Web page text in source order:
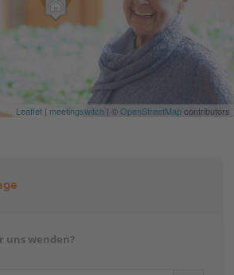
Leaflet | meetingswitch | ©OpenStreetMapcontributors
uns wenden?